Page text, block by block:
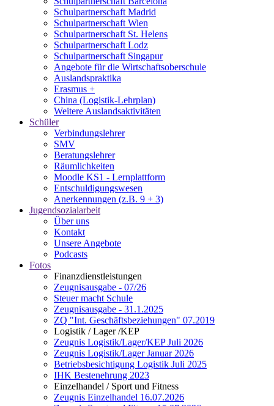
Schulpartnerschaft Madrid
Schulpartnerschaft Wien
Schulpartnerschaft St. Helens
Schulpartnerschaft Lodz
Schulpartnerschaft Singapur
Angebote für die Wirtschaftsoberschule
Auslandspraktika
Erasmus +
China (Logistik-Lehrplan)
Weitere Auslandsaktivitäten
Schüler
Verbindungslehrer
SMV
Beratungslehrer
Räumlichkeiten
Moodle KS1 - Lernplattform
Entschuldigungswesen
Anerkennungen (z.B. 9 + 3)
Jugendsozialarbeit
Über uns
Kontakt
Unsere Angebote
Podcasts
Fotos
Finanzdienstleistungen
Zeugnisausgabe - 07/26
Steuer macht Schule
Zeugnisausgabe - 31.1.2025
ZQ "Int. Geschäftsbeziehungen" 07.2019
Logistik / Lager /KEP
Zeugnis Logistik/Lager/KEP Juli 2026
Zeugnis Logistik/Lager Januar 2026
Betriebsbesichtigung Logistik Juli 2025
IHK Bestenehrung 2023
Einzelhandel / Sport und Fitness
Zeugnis Einzelhandel 16.07.2026